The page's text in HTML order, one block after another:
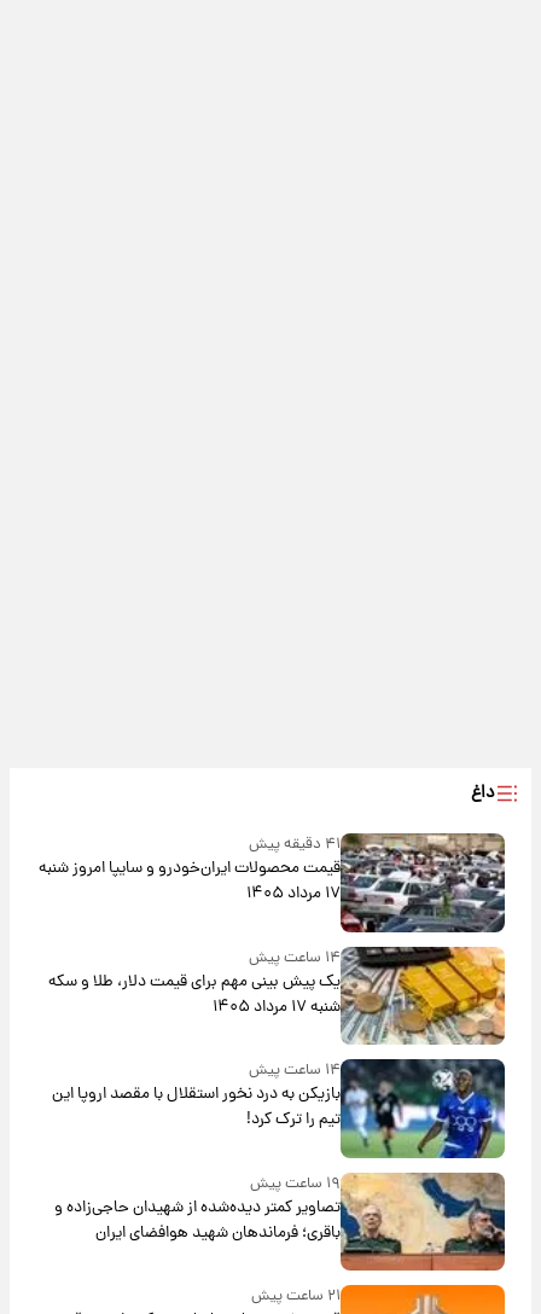
داغ
۴۱ دقیقه پیش
قیمت محصولات ایران‌خودرو و سایپا امروز شنبه
۱۷ مرداد ۱۴۰۵
۱۴ ساعت پیش
یک پیش ‌بینی مهم برای قیمت دلار، طلا و سکه
شنبه ۱۷ مرداد ۱۴۰۵
۱۴ ساعت پیش
بازیکن به درد نخور استقلال با مقصد اروپا این
تیم را ترک کرد!
۱۹ ساعت پیش
تصاویر کمتر دیده‌شده از شهیدان حاجی‌زاده و
باقری؛ فرماندهان شهید هوافضای ایران
۲۱ ساعت پیش